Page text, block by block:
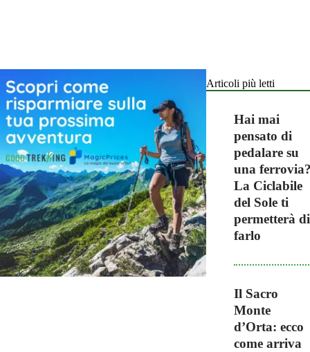
Articoli più letti
Hai mai
pensato di
pedalare su
una
La Ciclabile
del Sole ti
permetterà di
farlo
Il Sacro
Monte
d’Orta: ecco
come arriva